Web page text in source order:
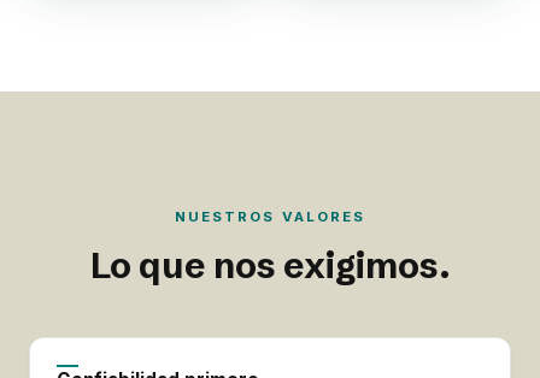
NUESTROS VALORES
Lo que nos exigimos.